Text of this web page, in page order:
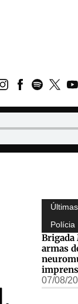
Polícia
Brigada
armas
07/08/